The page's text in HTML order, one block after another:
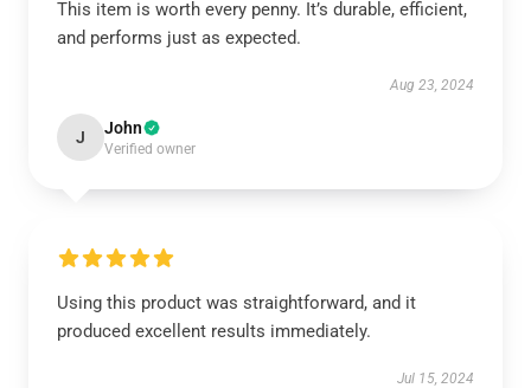
This item is worth every penny. It’s durable, efficient,
and performs just as expected.
Aug 23, 2024
J John
Verified owner
Using this product was straightforward, and it
produced excellent results immediately.
Jul 15, 2024